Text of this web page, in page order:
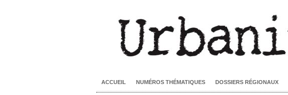
ACCUEIL NUMÉROS THÉMATIQUES DOSSIERS RÉGIONAUX